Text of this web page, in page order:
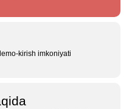
imkoniyati